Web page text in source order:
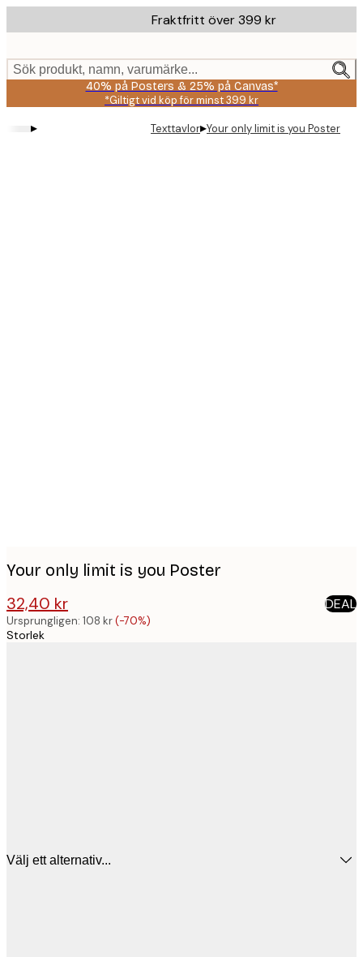
to
content.
Fraktfritt över 399 kr
Sök produkt, namn, varumärke...
40% på Posters & 25% på Canvas*
*Giltigt vid köp för minst 399 kr
▸ Texttavlor▸Your only limit is you Poster
Your only limit is you Poster
32,40 kr
108 kr DEAL
Ursprungligen: 108 kr(-70%)
Storlek
Välj ett alternativ...